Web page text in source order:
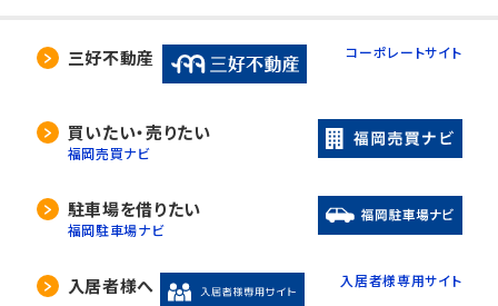
三好不動産 コーポレートサイト
買いたい・売りたい
福岡売買ナビ
駐車場を借りたい
福岡駐車場ナビ
入居者様へ 入居者様専用サイト